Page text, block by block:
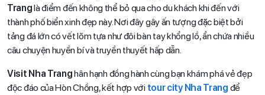
Tranglà điểm đến không thể bỏ qua cho du khách khi đến với
thành phố biển xinh đẹp này. Nơi đây gây ấn tượng đặc biệt bởi
tảng đá lớn có vết lõm tựa như đôi bàn tay khổng lồ, ẩn chứa nhiều
câu chuyện huyền bí và truyền thuyết hấp dẫn.
Visit Nha Tranghân hạnh đồng hành cùng bạn khám phá vẻ đẹp
độc đáo của Hòn Chồng, kết hợp với tour city Nha Trang để